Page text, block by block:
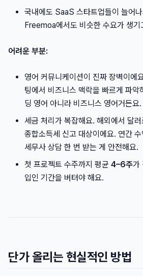
국내에도 SaaS 스타트업들이 늘어
Freemoa에서도 비슷한 수요가 생기
어려운 부분:
영어 커뮤니케이션이 진짜 장벽이에
팅에서 비즈니스 맥락을 빠르게 파
딩 영어 아니라 비즈니스 영어거든요.
세금 처리가 복잡해요. 해외에서 달
종합소득세 신고 대상이에요. 연간
세무사 상담 한 번 받는 게 안전해요.
첫 프로젝트 수주까지 평균 4–6주가
입인 기간을 버텨야 해요.
단가 올리는 현실적인 방법